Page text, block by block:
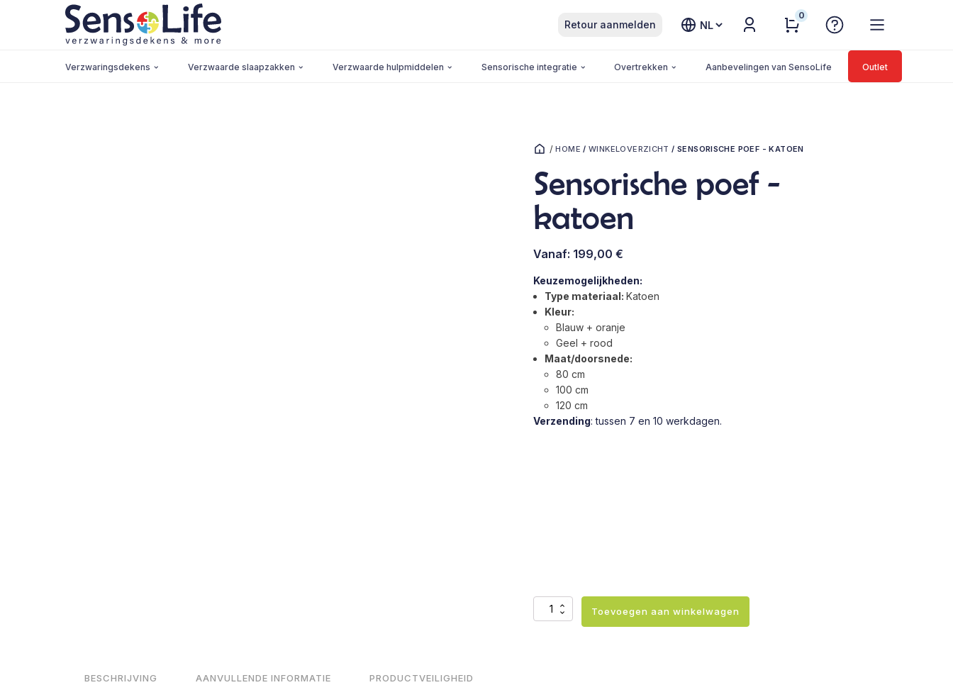
Retour aanmelden
Kies
0
Verzwaringsdekens Verzwaarde slaapzakken Verzwaarde hulpmiddelen Sensorische integratie Overtrekken Aanbevelingen van SensoLife Outlet
/ HOME /WINKELOVERZICHT /SENSORISCHE POEF - KATOEN
Sensorische poef -
katoen
Vanaf: 199,00 €
Keuzemogelijkheden:
Type materiaal:Katoen
Kleur:
Blauw + oranje
Geel + rood
Maat/doorsnede:
80 cm
100 cm
120 cm
Verzending: tussen 7 en 10 werkdagen.
Sensorische
poef
Toevoegen aan winkelwagen
BESCHRIJVING AANVULLENDE INFORMATIE PRODUCTVEILIGHEID